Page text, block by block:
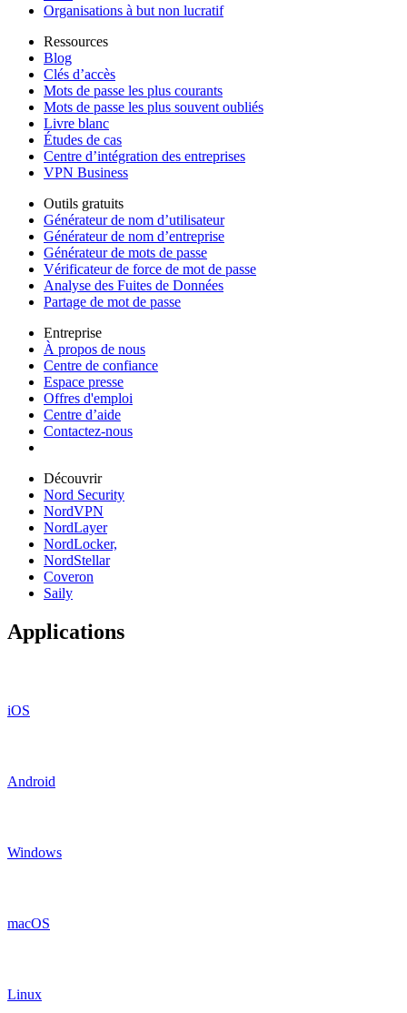
Organisations à but non lucratif
Ressources
Blog
Clés d’accès
Mots de passe les plus courants
Mots de passe les plus souvent oubliés
Livre blanc
Études de cas
Centre d’intégration des entreprises
VPN Business
Outils gratuits
Générateur de nom d’utilisateur
Générateur de nom d’entreprise
Générateur de mots de passe
Vérificateur de force de mot de passe
Analyse des Fuites de Données
Partage de mot de passe
Entreprise
À propos de nous
Centre de confiance
Espace presse
Offres d'emploi
Centre d’aide
Contactez-nous
Découvrir
Nord Security
NordVPN
NordLayer
NordLocker,
NordStellar
Coveron
Saily
Applications
iOS
Android
Windows
macOS
Linux